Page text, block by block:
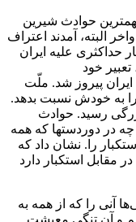
حوادث شیرین
اواخر البته، آمدند اعتراف
حداکثری علیه ایران
خود
پیروز شد. ملّت
را به خودش نسبت بدهد.
رسید. حوادث
در دوردستها که همه
را. نشان داد که
مقابل استکبار دارد
آنی را که از همه به
و آن تنگی معیشت